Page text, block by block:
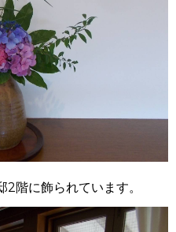
階に飾られています。